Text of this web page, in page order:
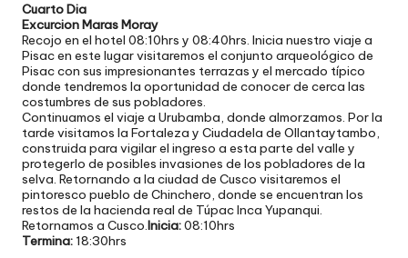
Cuarto Dia
Excurcion Maras Moray
Recojo en el hotel 08:10hrs y 08:40hrs. Inicia nuestro viaje a
Pisac en este lugar visitaremos el conjunto arqueológico de
Pisac con sus impresionantes terrazas y el mercado típico
donde tendremos la oportunidad de conocer de cerca las
costumbres de sus pobladores.
Continuamos el viaje a Urubamba, donde almorzamos. Por la
tarde visitamos la Fortaleza y Ciudadela de Ollantaytambo,
construida para vigilar el ingreso a esta parte del valle y
protegerlo de posibles invasiones de los pobladores de la
selva. Retornando a la ciudad de Cusco visitaremos el
pintoresco pueblo de Chinchero, donde se encuentran los
restos de la hacienda real de Túpac Inca Yupanqui.
Retornamos a Cusco.Inicia:08:10hrs
Termina: 18:30hrs